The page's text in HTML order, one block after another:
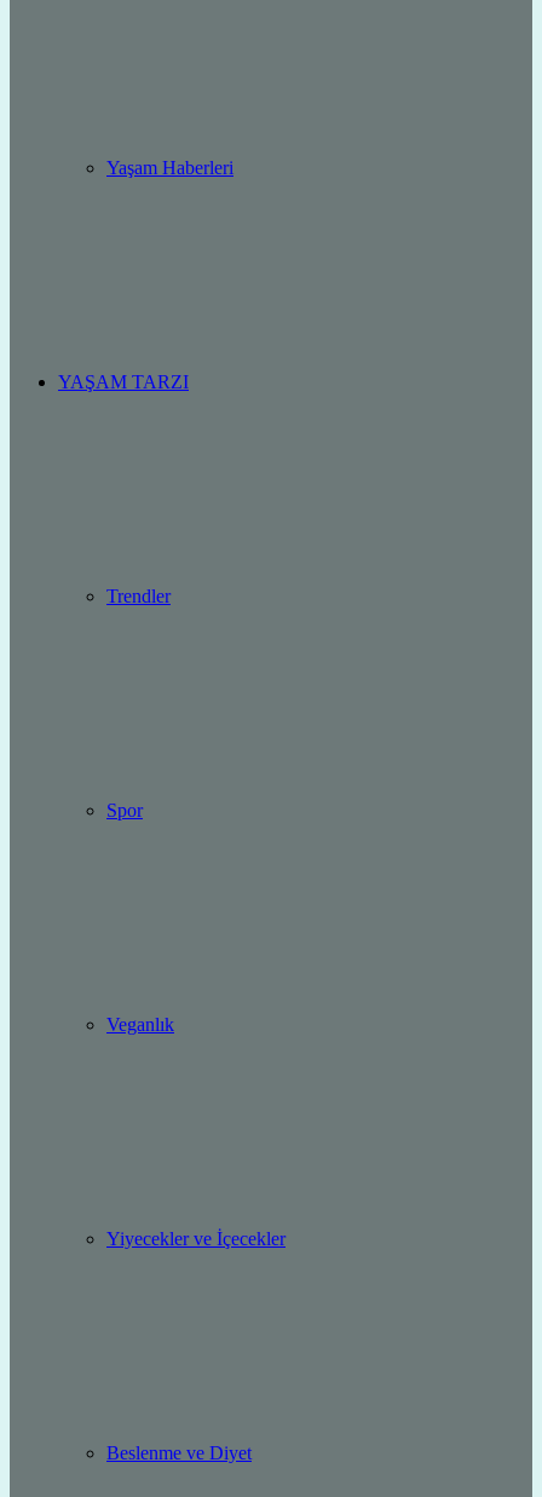
Yaşam Haberleri
YAŞAM TARZI
Trendler
Spor
Veganlık
Yiyecekler ve İçecekler
Beslenme ve Diyet